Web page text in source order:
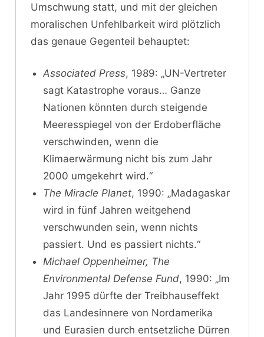
Umschwung statt, und mit der gleichen
moralischen Unfehlbarkeit wird plötzlich
das genaue Gegenteil behauptet:
Associated Press, 1989: „UN-Vertreter
sagt Katastrophe voraus… Ganze
Nationen könnten durch steigende
Meeresspiegel von der Erdoberfläche
verschwinden, wenn die
Klimaerwärmung nicht bis zum Jahr
2000 umgekehrt wird.“
The Miracle Planet, 1990: „Madagaskar
wird in fünf Jahren weitgehend
verschwunden sein, wenn nichts
passiert. Und es passiert nichts.“
Michael Oppenheimer, The
Environmental Defense Fund, 1990: „Im
Jahr 1995 dürfte der Treibhauseffekt
das Landesinnere von Nordamerika
und Eurasien durch entsetzliche Dürren